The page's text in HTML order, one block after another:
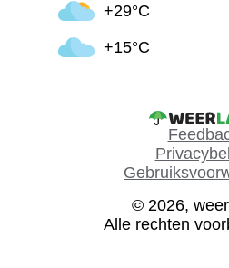
+29°C
+15°C
© 2026,
Alle rechten